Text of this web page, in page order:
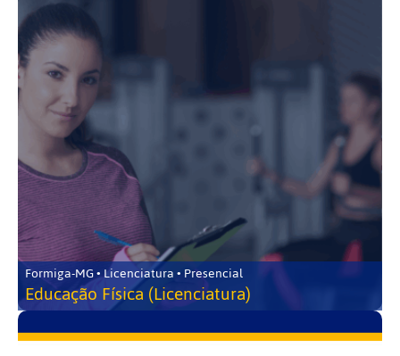
Formiga-MG • Licenciatura • Presencial
Educação Física (Licenciatura)